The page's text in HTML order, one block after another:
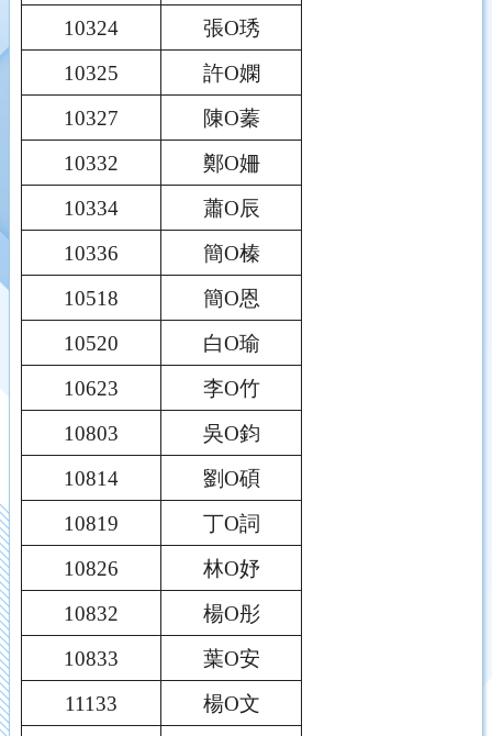
10324
張O琇
10325
許O嫻
10327
陳O蓁
10332
鄭O姍
10334
蕭O辰
10336
簡O榛
10518
簡O恩
10520
白O瑜
10623
李O竹
10803
吳O鈞
10814
劉O碩
10819
丁O詞
10826
林O妤
10832
楊O彤
10833
葉O安
11133
楊O文